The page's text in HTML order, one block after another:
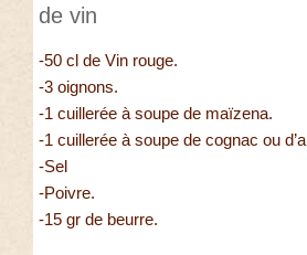
de vin
-50 cl de Vin rouge.
-3 oignons.
-1 cuillerée à soupe de maïzena.
-1 cuillerée à soupe de cognac ou
-Sel
-Poivre.
-15 gr de beurre.